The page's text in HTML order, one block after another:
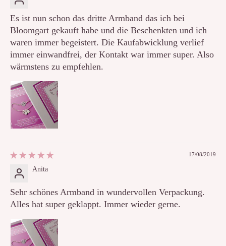
Es ist nun schon das dritte Armband das ich bei
Bloomgart gekauft habe und die Beschenkten und ich
waren immer begeistert. Die Kaufabwicklung verlief
immer einwandfrei, der Kontakt war immer super. Also
wärmstens zu empfehlen.
17/08/2019
Anita
Sehr schönes Armband in wundervollen Verpackung.
Alles hat super geklappt. Immer wieder gerne.